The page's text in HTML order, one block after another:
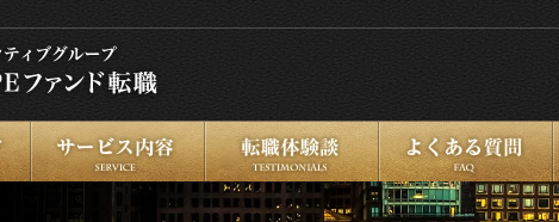
転職体験談 よくある質問